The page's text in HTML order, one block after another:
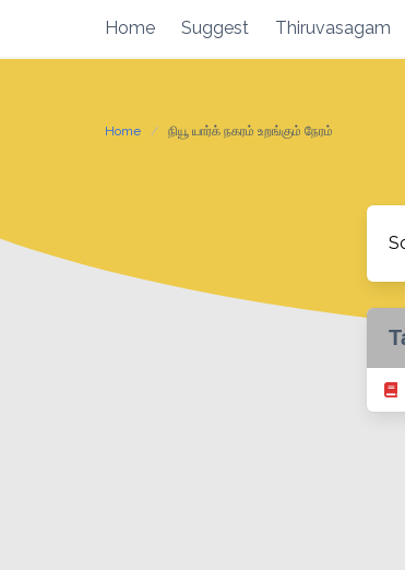
content
Home Suggest Thiruvasagam
Home நியூ யார்க் நகரம் உறங்கும் நேரம்